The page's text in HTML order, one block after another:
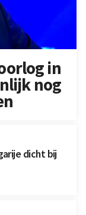
in
nog
dicht bij